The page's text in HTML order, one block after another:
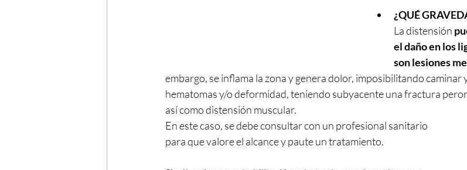
¿QUÉ
La distensión
el daño en los
son lesiones
embargo, se inflama la zona y genera dolor, imposibilitando
hematomas y/o deformidad, teniendo subyacente una fractura
así como distensión muscular.
En este caso, se debe consultar con un profesional sanitario
para que valore el alcance y paute un tratamiento.